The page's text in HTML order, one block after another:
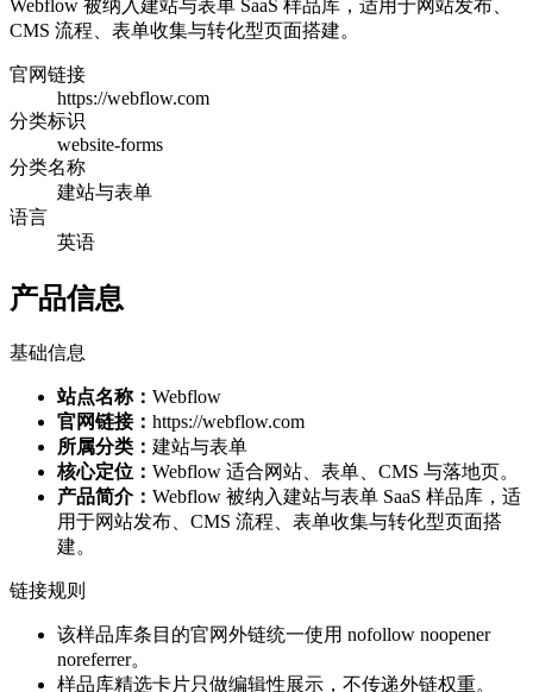
Webflow 被纳入建站与表单 SaaS 样品库，适用于网站发布、
CMS 流程、表单收集与转化型页面搭建。
官网链接
https://webflow.com
分类标识
website-forms
分类名称
建站与表单
语言
英语
产品信息
基础信息
站点名称： Webflow
官网链接： https://webflow.com
所属分类： 建站与表单
核心定位： Webflow 适合网站、表单、CMS 与落地页。
产品简介： Webflow 被纳入建站与表单 SaaS 样品库，适
用于网站发布、CMS 流程、表单收集与转化型页面搭
建。
链接规则
该样品库条目的官网外链统一使用 nofollow noopener
noreferrer。
样品库精选卡片只做编辑性展示，不传递外链权重。